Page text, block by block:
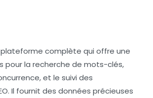
complète qui offre une
pour la recherche de mots-clés,
et le suivi des
Il fournit des données précieuses